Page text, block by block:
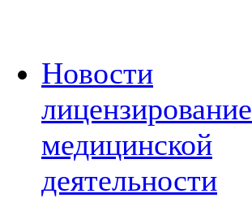
Новости
лицензирование
медицинской
деятельности